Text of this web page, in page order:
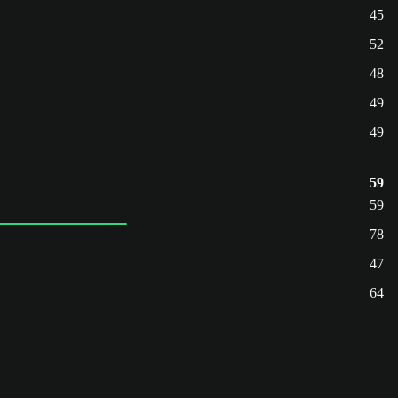
45
52
48
49
49
59
59
78
47
64